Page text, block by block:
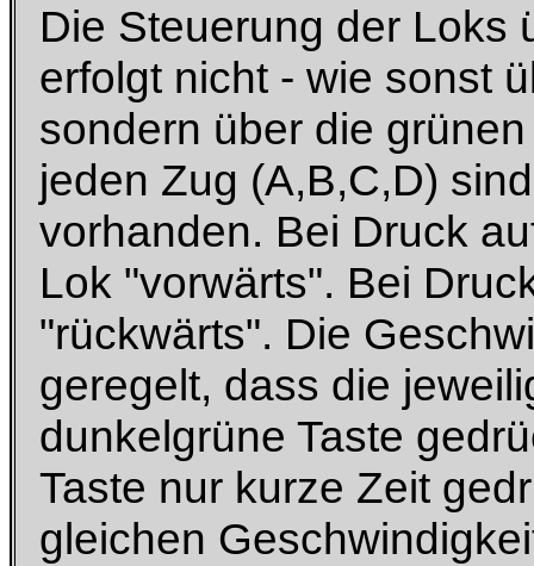
Die Steuerung der Loks
erfolgt nicht - wie sonst
sondern über die
jeden Zug (A,B,C,D)
vorhanden. Bei Druck
Lok "vorwärts". Bei
"rückwärts". Die
geregelt, dass die
dunkelgrüne Taste
Taste nur kurze Zeit
gleichen